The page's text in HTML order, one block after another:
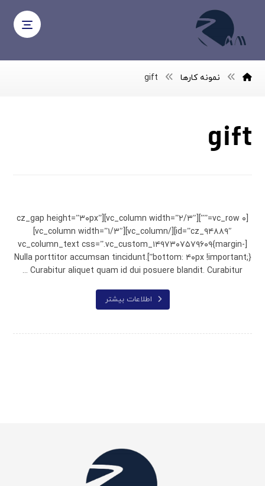
نمونه کارها gift
gift
[vc_row ۰=””][vc_column width=”۲/۳″][cz_gap height=”۳۰px”
id=”cz_۹۴۸۸۹″][/vc_column][vc_column width=”۱/۳″]
[vc_column_text css=”.vc_custom_۱۴۹۷۳۰۷۵۷۹۶۰۹{margin-
bottom: ۴۰px !important;}”]Nulla porttitor accumsan tincidunt.
Curabitur aliquet quam id dui posuere blandit. Curabitur ...
اطلاعات بیشتر